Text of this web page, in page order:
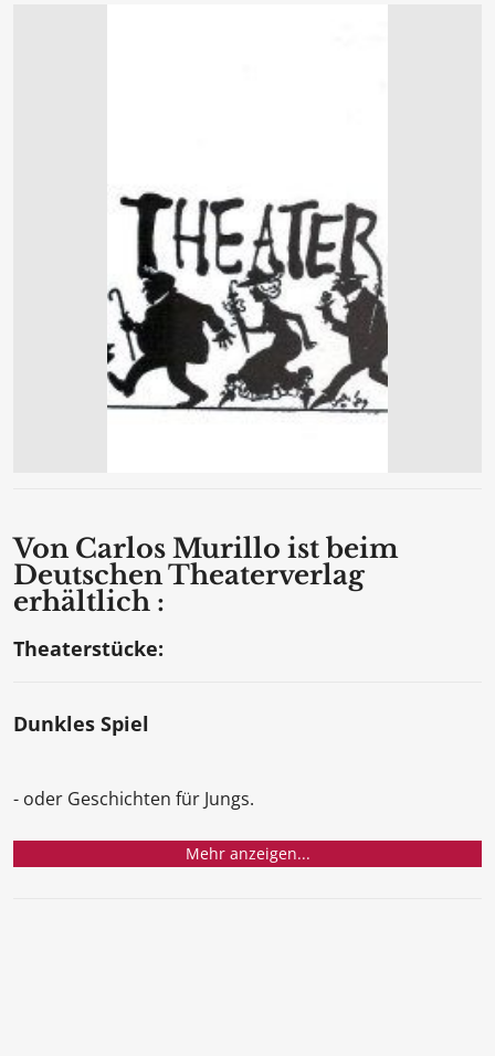
Von Carlos Murillo ist beim
Deutschen Theaterverlag
erhältlich :
Theaterstücke:
Dunkles Spiel
- oder Geschichten für Jungs.
Mehr anzeigen...